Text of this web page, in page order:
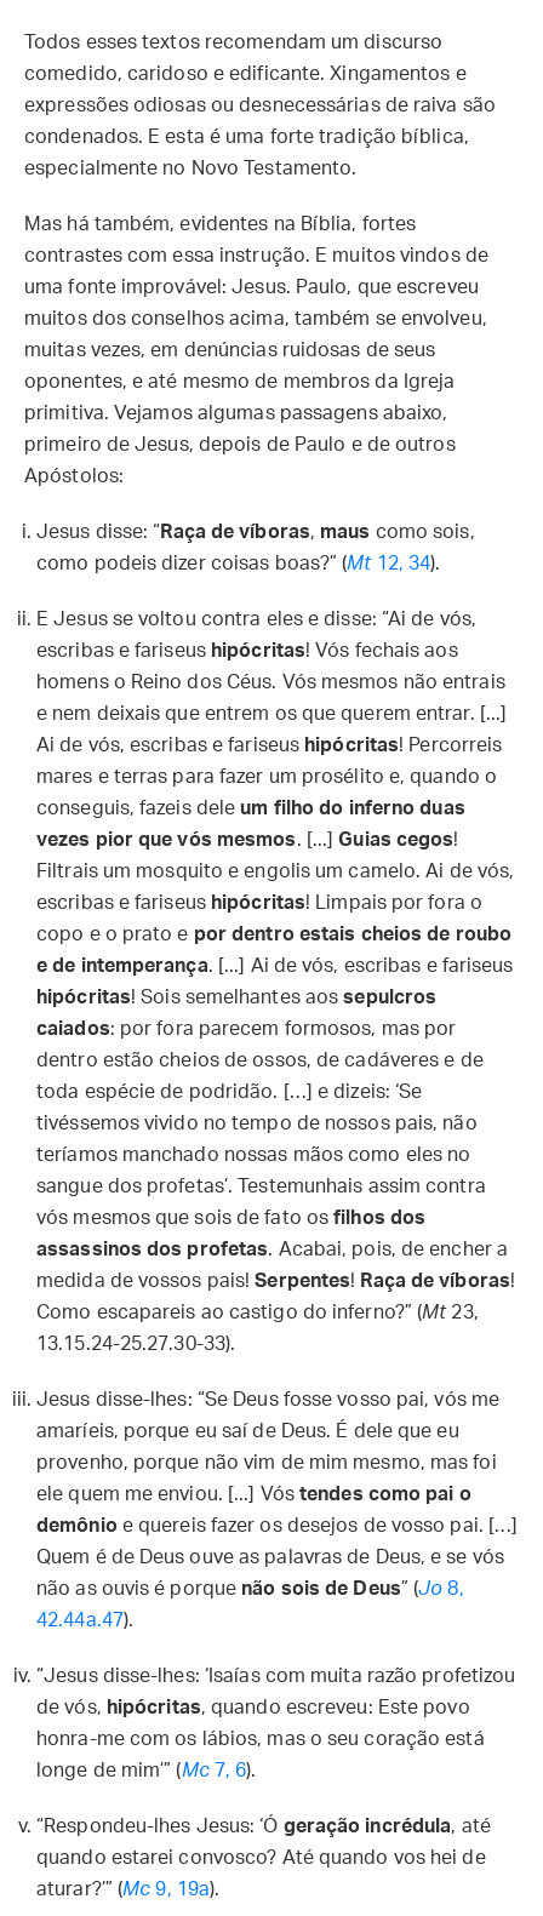
Todos esses textos recomendam um discurso
comedido, caridoso e edificante. Xingamentos e
expressões odiosas ou desnecessárias de raiva são
condenados. E esta é uma forte tradição bíblica,
especialmente no Novo Testamento.
Mas há também, evidentes na Bíblia, fortes
contrastes com essa instrução. E muitos vindos de
uma fonte improvável: Jesus. Paulo, que escreveu
muitos dos conselhos acima, também se envolveu,
muitas vezes, em denúncias ruidosas de seus
oponentes, e até mesmo de membros da Igreja
primitiva. Vejamos algumas passagens abaixo,
primeiro de Jesus, depois de Paulo e de outros
Apóstolos:
Jesus disse: “Raça de víboras, maus como sois,
como podeis dizer coisas boas?” (Mt12, 34).
E Jesus se voltou contra eles e disse: “Ai de vós,
escribas e fariseus hipócritas! Vós fechais aos
homens o Reino dos Céus. Vós mesmos não entrais
e nem deixais que entrem os que querem entrar. [...]
Ai de vós, escribas e fariseus hipócritas! Percorreis
mares e terras para fazer um prosélito e, quando o
conseguis, fazeis dele um filho do inferno duas
vezes pior que vós mesmos. [...]Guias cegos!
Filtrais um mosquito e engolis um camelo. Ai de vós,
escribas e fariseus hipócritas! Limpais por fora o
copo e o prato e por dentro estais cheios de roubo
e de intemperança. [...] Ai de vós, escribas e fariseus
hipócritas! Sois semelhantes aossepulcros
caiados: por fora parecem formosos, mas por
dentro estão cheios de ossos, de cadáveres e de
toda espécie de podridão. […] e dizeis: ‘Se
tivéssemos vivido no tempo de nossos pais, não
teríamos manchado nossas mãos como eles no
sangue dos profetas’. Testemunhais assim contra
vós mesmos que sois de fato osfilhos dos
assassinos dos profetas. Acabai, pois, de encher a
medida de vossos pais!Serpentes! Raça de víboras!
Como escapareis ao castigo do inferno?” (Mt23,
13.15.24-25.27.30-33).
Jesus disse-lhes: “Se Deus fosse vosso pai, vós me
amaríeis, porque eu saí de Deus. É dele que eu
provenho, porque não vim de mim mesmo, mas foi
ele quem me enviou. [...] Vóstendes como pai o
demônio e quereis fazer os desejos de vosso pai. […]
Quem é de Deus ouve as palavras de Deus, e se vós
não as ouvis é porque não sois de Deus” (Jo 8,
42.44a.47).
“Jesus disse-lhes: ‘Isaías com muita razão profetizou
de vós, hipócritas, quando escreveu: Este povo
honra-me com os lábios, mas o seu coração está
longe de mim’” (Mc7, 6).
“Respondeu-lhes Jesus: ‘Ó geração incrédula, até
quando estarei convosco? Até quando vos hei de
aturar?’” (Mc 9, 19a).